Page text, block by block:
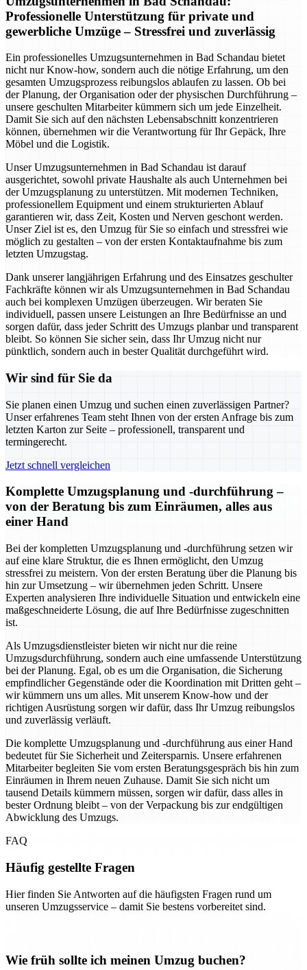
Professionelle Unterstützung für private und
gewerbliche Umzüge – Stressfrei und zuverlässig
Ein professionelles Umzugsunternehmen in Bad Schandau bietet
nicht nur Know-how, sondern auch die nötige Erfahrung, um den
gesamten Umzugsprozess reibungslos ablaufen zu lassen. Ob bei
der Planung, der Organisation oder der physischen Durchführung –
unsere geschulten Mitarbeiter kümmern sich um jede Einzelheit.
Damit Sie sich auf den nächsten Lebensabschnitt konzentrieren
können, übernehmen wir die Verantwortung für Ihr Gepäck, Ihre
Möbel und die Logistik.
Unser Umzugsunternehmen in Bad Schandau ist darauf
ausgerichtet, sowohl private Haushalte als auch Unternehmen bei
der Umzugsplanung zu unterstützen. Mit modernen Techniken,
professionellem Equipment und einem strukturierten Ablauf
garantieren wir, dass Zeit, Kosten und Nerven geschont werden.
Unser Ziel ist es, den Umzug für Sie so einfach und stressfrei wie
möglich zu gestalten – von der ersten Kontaktaufnahme bis zum
letzten Umzugstag.
Dank unserer langjährigen Erfahrung und des Einsatzes geschulter
Fachkräfte können wir als Umzugsunternehmen in Bad Schandau
auch bei komplexen Umzügen überzeugen. Wir beraten Sie
individuell, passen unsere Leistungen an Ihre Bedürfnisse an und
sorgen dafür, dass jeder Schritt des Umzugs planbar und transparent
bleibt. So können Sie sicher sein, dass Ihr Umzug nicht nur
pünktlich, sondern auch in bester Qualität durchgeführt wird.
Wir sind für Sie da
Sie planen einen Umzug und suchen einen zuverlässigen Partner?
Unser erfahrenes Team steht Ihnen von der ersten Anfrage bis zum
letzten Karton zur Seite – professionell, transparent und
termingerecht.
Jetzt schnell vergleichen
Komplette Umzugsplanung und -durchführung –
von der Beratung bis zum Einräumen, alles aus
einer Hand
Bei der kompletten Umzugsplanung und -durchführung setzen wir
auf eine klare Struktur, die es Ihnen ermöglicht, den Umzug
stressfrei zu meistern. Von der ersten Beratung über die Planung bis
hin zur Umsetzung – wir übernehmen jeden Schritt. Unsere
Experten analysieren Ihre individuelle Situation und entwickeln eine
maßgeschneiderte Lösung, die auf Ihre Bedürfnisse zugeschnitten
ist.
Als Umzugsdienstleister bieten wir nicht nur die reine
Umzugsdurchführung, sondern auch eine umfassende Unterstützung
bei der Planung. Egal, ob es um die Organisation, die Sicherung
empfindlicher Gegenstände oder die Koordination mit Dritten geht –
wir kümmern uns um alles. Mit unserem Know-how und der
richtigen Ausrüstung sorgen wir dafür, dass Ihr Umzug reibungslos
und zuverlässig verläuft.
Die komplette Umzugsplanung und -durchführung aus einer Hand
bedeutet für Sie Sicherheit und Zeitersparnis. Unsere erfahrenen
Mitarbeiter begleiten Sie vom ersten Beratungsgespräch bis hin zum
Einräumen in Ihrem neuen Zuhause. Damit Sie sich nicht um
tausend Details kümmern müssen, sorgen wir dafür, dass alles in
bester Ordnung bleibt – von der Verpackung bis zur endgültigen
Abwicklung des Umzugs.
FAQ
Häufig gestellte Fragen
Hier finden Sie Antworten auf die häufigsten Fragen rund um
unseren Umzugsservice – damit Sie bestens vorbereitet sind.
Wie früh sollte ich meinen Umzug buchen?